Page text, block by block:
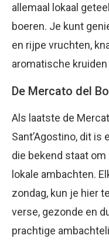
allemaal lokaal
boeren. Je kunt
en rijpe vruchten,
aromatische
De Mercato del
Als laatste de
Sant’Agostino, dit is
die bekend staat
lokale ambachten.
zondag, kun je hier
verse, gezonde en
prachtige